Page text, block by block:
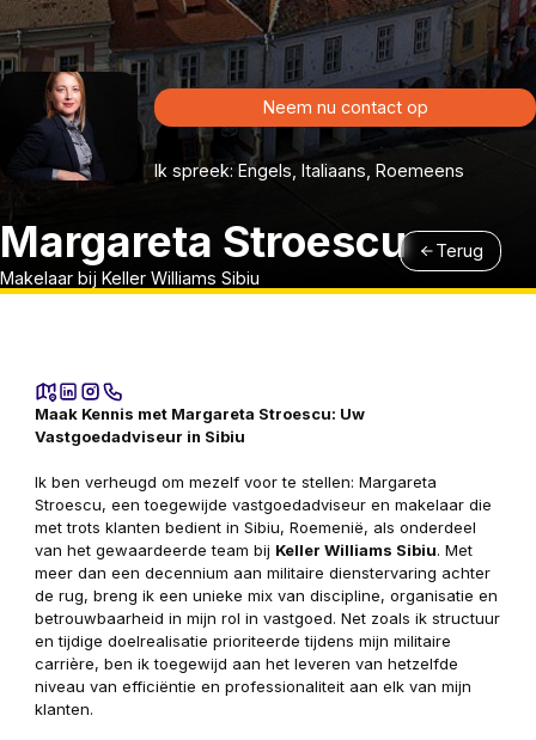
Neem nu contact op
Ik spreek: Engels, Italiaans, Roemeens
Margareta Stroescu
Makelaar bij Keller Williams Sibiu
Terug
Maak Kennis met Margareta Stroescu: Uw
Vastgoedadviseur in Sibiu
Ik ben verheugd om mezelf voor te stellen: Margareta
Stroescu, een toegewijde vastgoedadviseur en makelaar die
met trots klanten bedient in Sibiu, Roemenië, als onderdeel
van het gewaardeerde team bij Keller Williams Sibiu. Met
meer dan een decennium aan militaire dienstervaring achter
de rug, breng ik een unieke mix van discipline, organisatie en
betrouwbaarheid in mijn rol in vastgoed. Net zoals ik structuur
en tijdige doelrealisatie prioriteerde tijdens mijn militaire
carrière, ben ik toegewijd aan het leveren van hetzelfde
niveau van efficiëntie en professionaliteit aan elk van mijn
klanten.